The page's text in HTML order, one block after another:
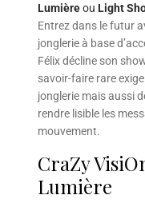
Lumièreou Light
Entrez dans le futur
jonglerie à base
Félix décline son
savoir-faire rare
jonglerie mais aussi
rendre lisible les
mouvement.
CraZy
Lumière